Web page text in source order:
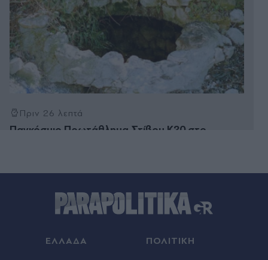
Πριν 26 λεπτά
Παγκόσμιο Πρωτάθλημα Στίβου Κ20 στο
Πριν 32 λεπτά
ΑΕΚ - Athens Kallithea 4-0, φιλικοί αγώνες: Χατ
ΕΛΛΑΔΑ ΠΟΛΙΤΙΚΗ